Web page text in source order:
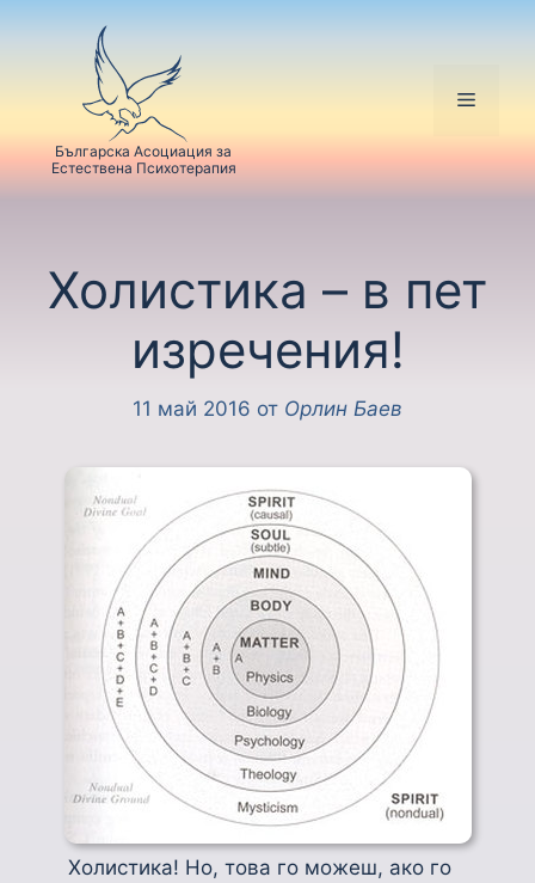
Българска Асоциация за
Естествена Психотерапия
Холистика – в пет
изречения!
11 май 2016 от Орлин Баев
Холистика! Но, това го можеш, ако го